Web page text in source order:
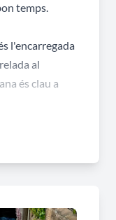
temps.
l'encarregada
al
és clau a